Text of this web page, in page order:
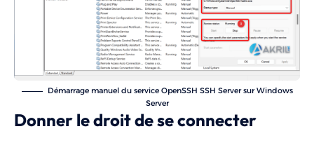
Démarrage manuel du service OpenSSH SSH Server sur Windows
Server
Donner le droit de se connecter